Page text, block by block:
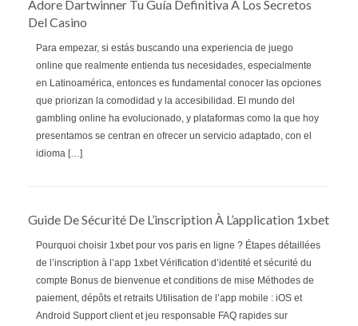
Adore Dartwinner Tu Guía Definitiva A Los Secretos
Del Casino
Para empezar, si estás buscando una experiencia de juego
online que realmente entienda tus necesidades, especialmente
en Latinoamérica, entonces es fundamental conocer las opciones
que priorizan la comodidad y la accesibilidad. El mundo del
gambling online ha evolucionado, y plataformas como la que hoy
presentamos se centran en ofrecer un servicio adaptado, con el
idioma […]
Guide De Sécurité De L’inscription À L’application 1xbet
Pourquoi choisir 1xbet pour vos paris en ligne ? Étapes détaillées
de l’inscription à l’app 1xbet Vérification d’identité et sécurité du
compte Bonus de bienvenue et conditions de mise Méthodes de
paiement, dépôts et retraits Utilisation de l’app mobile : iOS et
Android Support client et jeu responsable FAQ rapides sur